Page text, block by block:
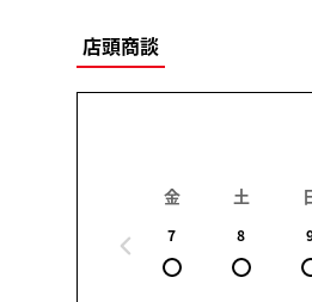
店頭商談
金
7
土
8